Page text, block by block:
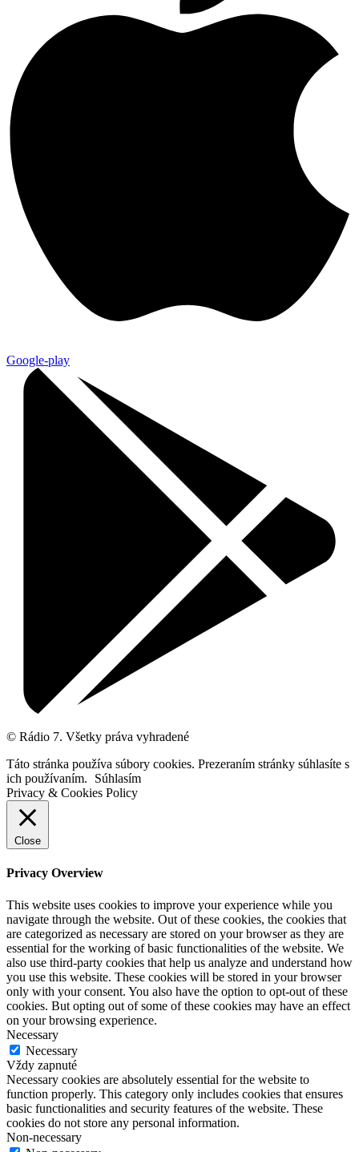
Google-play
© Rádio 7. Všetky práva vyhradené
Táto stránka používa súbory cookies. Prezeraním stránky súhlasíte s
ich používaním.
Súhlasím
Privacy & Cookies Policy
Close
Privacy Overview
This website uses cookies to improve your experience while you
navigate through the website. Out of these cookies, the cookies that
are categorized as necessary are stored on your browser as they are
essential for the working of basic functionalities of the website. We
also use third-party cookies that help us analyze and understand how
you use this website. These cookies will be stored in your browser
only with your consent. You also have the option to opt-out of these
cookies. But opting out of some of these cookies may have an effect
on your browsing experience.
Necessary
Necessary
Vždy zapnuté
Necessary cookies are absolutely essential for the website to
function properly. This category only includes cookies that ensures
basic functionalities and security features of the website. These
cookies do not store any personal information.
Non-necessary